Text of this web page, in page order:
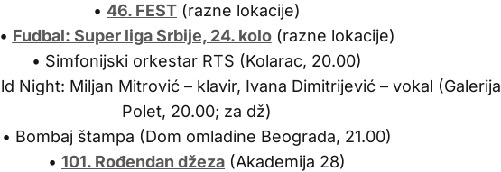
• 46. FEST (razne lokacije)
• Fudbal: Super liga Srbije, 24. kolo(razne lokacije)
• Simfonijski orkestar RTS (Kolarac, 20.00)
Night: Miljan Mitrović – klavir, Ivana Dimitrijević – vokal (Galerija
Polet, 20.00; za dž)
• Bombaj štampa (Dom omladine Beograda, 21.00)
• 101. Rođendan džeza (Akademija 28)